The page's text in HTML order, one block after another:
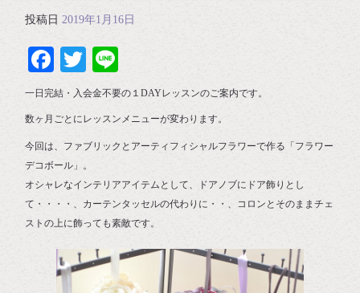
投稿日 2019年1月16日
Facebook
Twitter
一日完結・入会金不要の１DAYレッスンのご案内です。
数ヶ月ごとにレッスンメニューが変わります。
今回は、ファブリックとアーティフィシャルフラワーで作る「フラワー
デコボール」。
オシャレなインテリアアイテムとして、ドアノブにドア飾りとし
て・・・・、カーテンタッセルの代わりに・・、コロンとそのままチェ
ストの上に飾っても素敵です。